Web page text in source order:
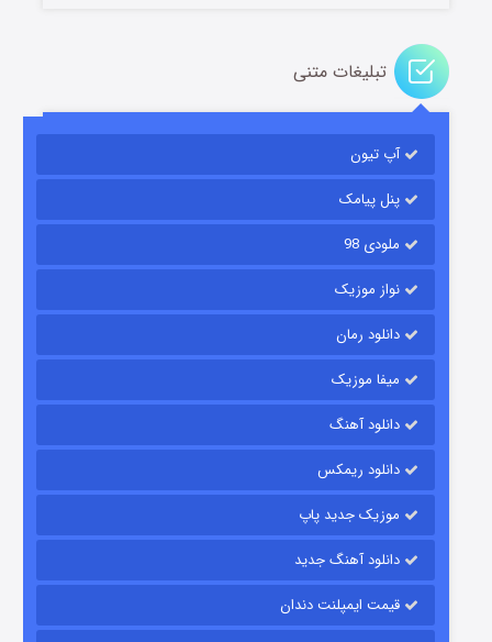
قسمت
تبلیغات متنی
آپ تیون
پنل پیامک
ملودی 98
نواز موزیک
دانلود رمان
میفا موزیک
دانلود آهنگ
دانلود ریمکس
موزیک جدید پاپ
دانلود آهنگ جدید
قیمت ایمپلنت دندان